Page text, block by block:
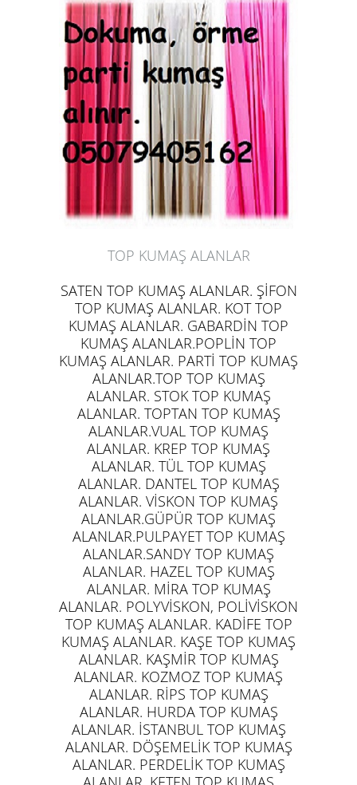
TOP KUMAŞ ALANLAR
SATEN TOP KUMAŞ ALANLAR. ŞİFON
TOP KUMAŞ ALANLAR. KOT TOP
KUMAŞ ALANLAR. GABARDİN TOP
KUMAŞ ALANLAR.POPLİN TOP
KUMAŞ ALANLAR. PARTİ TOP KUMAŞ
ALANLAR.TOP TOP KUMAŞ
ALANLAR. STOK TOP KUMAŞ
ALANLAR. TOPTAN TOP KUMAŞ
ALANLAR.VUAL TOP KUMAŞ
ALANLAR. KREP TOP KUMAŞ
ALANLAR. TÜL TOP KUMAŞ
ALANLAR. DANTEL TOP KUMAŞ
ALANLAR. VİSKON TOP KUMAŞ
ALANLAR.GÜPÜR TOP KUMAŞ
ALANLAR.PULPAYET TOP KUMAŞ
ALANLAR.SANDY TOP KUMAŞ
ALANLAR. HAZEL TOP KUMAŞ
ALANLAR. MİRA TOP KUMAŞ
ALANLAR. POLYVİSKON, POLİVİSKON
TOP KUMAŞ ALANLAR. KADİFE TOP
KUMAŞ ALANLAR. KAŞE TOP KUMAŞ
ALANLAR. KAŞMİR TOP KUMAŞ
ALANLAR. KOZMOZ TOP KUMAŞ
ALANLAR. RİPS TOP KUMAŞ
ALANLAR. HURDA TOP KUMAŞ
ALANLAR. İSTANBUL TOP KUMAŞ
ALANLAR. DÖŞEMELİK TOP KUMAŞ
ALANLAR. PERDELİK TOP KUMAŞ